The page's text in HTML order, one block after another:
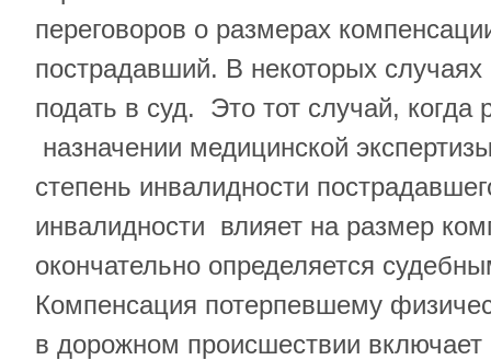
переговоров о размерах
пострадавший. В некоторых
подать в суд. Это тот случай, когда
назначении медицинской
степень инвалидности
инвалидности влияет на размер
окончательно определяется
Компенсация потерпевшему
в дорожном происшествии включает